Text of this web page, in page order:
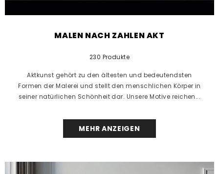
MALEN NACH ZAHLEN AKT
230 Produkte
Aktkunst gehört zu den ältesten und bedeutendsten
Formen der Malerei und stellt den menschlichen Körper in
seiner natürlichen Schönheit dar. Unsere Motive reichen...
MEHR ANZEIGEN